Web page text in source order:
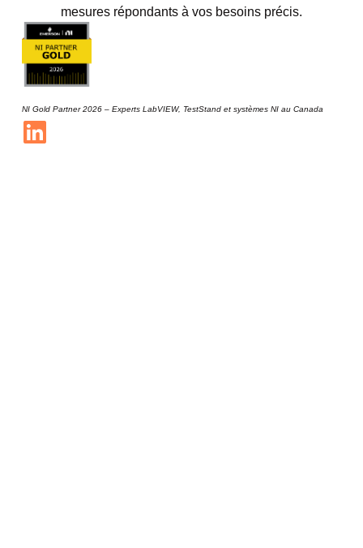
mesures répondants à vos besoins précis.
NI Gold Partner 2026 – Experts LabVIEW, TestStand et systèmes NI au Canada